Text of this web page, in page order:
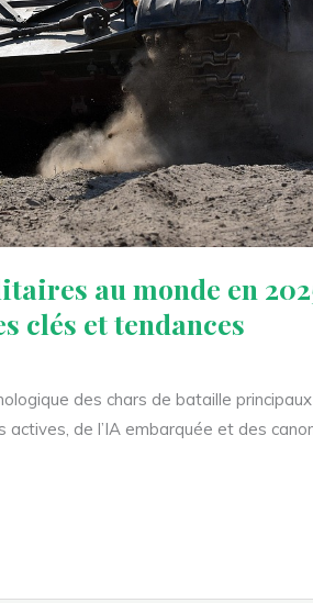
au monde en
clés et tendances
des chars de bataille
actives, de l’IA embarquée et des